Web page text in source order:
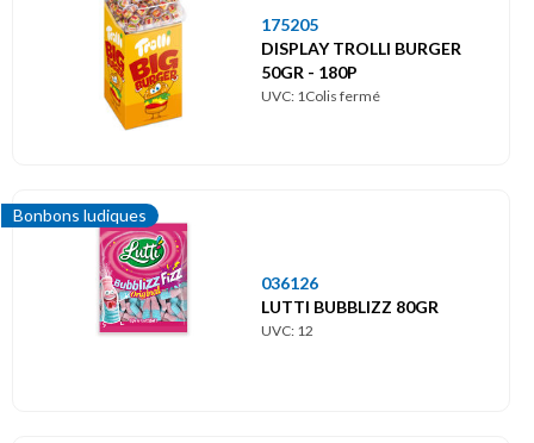
175205
DISPLAY TROLLI BURGER
50GR - 180P
UVC: 1Colis fermé
Bonbons ludiques
036126
LUTTI BUBBLIZZ 80GR
UVC: 12